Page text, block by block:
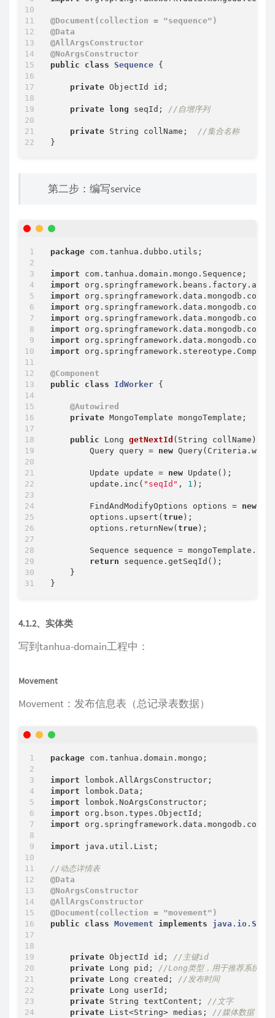
@Document(collection = "sequence")
@Data
@AllArgsConstructor
@NoArgsConstructor
public
class Sequence {
private ObjectId id;
private long seqId; //自增序列
private String collName; //集合名称
第二步：编写service
package com.tanhua.dubbo.utils;
import
import
import
import
import
import
import
import
@Component
public
class IdWorker {
@Autowired
private MongoTemplate mongoTemplate;
public Long getNextId (String collName)
        Query query =
new
        Update update =
new Update();
        update.inc(
"seqId" , 1 );
        FindAndModifyOptions options =
new
        options.upsert(
true );
        options.returnNew(
true );
Sequence sequence =
return sequence.getSeqId();
    }
4.1.2、实体类
写到tanhua-domain工程中：
Movement
Movement：发布信息表（总记录表数据）
package com.tanhua.domain.mongo;
import
import
import
import
import
import java.util.List;
//动态详情表
@Data
@NoArgsConstructor
@AllArgsConstructor
@Document(collection = "movement")
public
class Movement implements java . io .
private ObjectId id; //主键id
private Long pid; //Long类型，用于推荐系统的
private Long created; //发布时间
private Long userId;
private String textContent; //文字
private List<String> medias; //媒体数据，图